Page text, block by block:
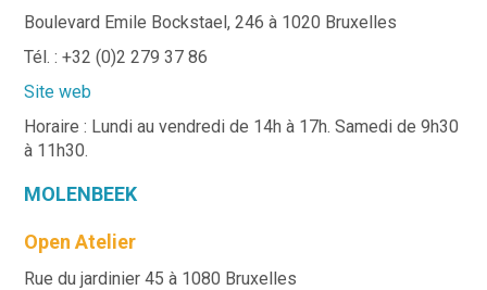
Boulevard Emile Bockstael, 246 à 1020 Bruxelles
Tél. : +32 (0)2 279 37 86
Site web
Horaire : Lundi au vendredi de 14h à 17h. Samedi de 9h30
à 11h30.
MOLENBEEK
Open Atelier
Rue du jardinier 45 à 1080 Bruxelles